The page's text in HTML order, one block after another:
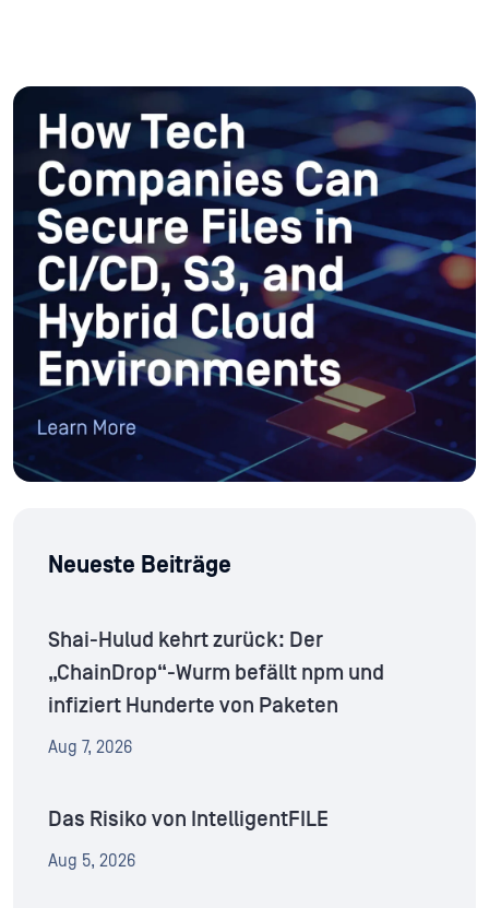
Neueste Beiträge
Shai-Hulud kehrt zurück: Der
„ChainDrop“-Wurm befällt npm und
infiziert Hunderte von Paketen
Aug 7, 2026
Das Risiko von IntelligentFILE
Aug 5, 2026